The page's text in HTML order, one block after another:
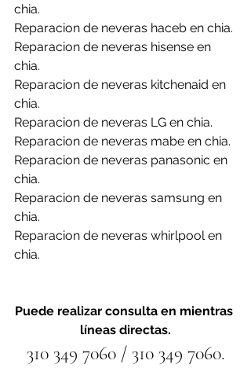
chia.
Reparacion de neveras haceb en chia.
Reparacion de neveras hisense en
chia.
Reparacion de neveras kitchenaid en
chia.
Reparacion de neveras LG en chia.
Reparacion de neveras mabe en chia.
Reparacion de neveras panasonic en
chia.
Reparacion de neveras samsung en
chia.
Reparacion de neveras whirlpool en
chia.
Puede realizar consulta en mientras
líneas directas.
310 349 7060 / 310 349 7060.